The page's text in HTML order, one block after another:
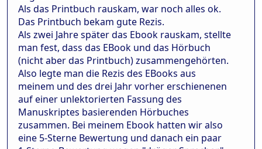
Als das Printbuch rauskam, war noch alles ok.
Das Printbuch bekam gute Rezis.
Als zwei Jahre später das Ebook rauskam, stellte
man fest, dass das EBook und das Hörbuch
(nicht aber das Printbuch) zusammengehörten.
Also legte man die Rezis des EBooks aus
meinem und des drei Jahr vorher erschienenen
auf einer unlektorierten Fassung des
Manuskriptes basierenden Hörbuches
zusammen. Bei meinem Ebook hatten wir also
eine 5-Sterne Bewertung und danach ein paar